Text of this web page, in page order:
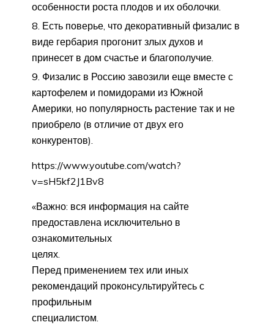
особенности роста плодов и их оболочки.
Есть поверье, что декоративный физалис в
виде гербария прогонит злых духов и
принесет в дом счастье и благополучие.
Физалис в Россию завозили еще вместе с
картофелем и помидорами из Южной
Америки, но популярность растение так и не
приобрело (в отличие от двух его
конкурентов).
https://www.youtube.com/watch?
v=sH5kf2J1Bv8
«Важно: вся информация на сайте
предоставлена исключительно в
ознакомительных
целях.
Перед применением тех или иных
рекомендаций проконсультируйтесь с
профильным
специалистом.